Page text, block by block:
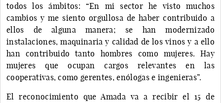
todos los ámbitos: “En mi sector he visto muchos
cambios y me siento orgullosa de haber contribuido a
ellos de alguna manera; se han modernizado
instalaciones, maquinaria y calidad de los vinos y a ello
han contribuido tanto hombres como mujeres. Hay
mujeres que ocupan cargos relevantes en las
cooperativas, como gerentes, enólogas e ingenieras”.
El reconocimiento que Amada va a recibir el 15 de